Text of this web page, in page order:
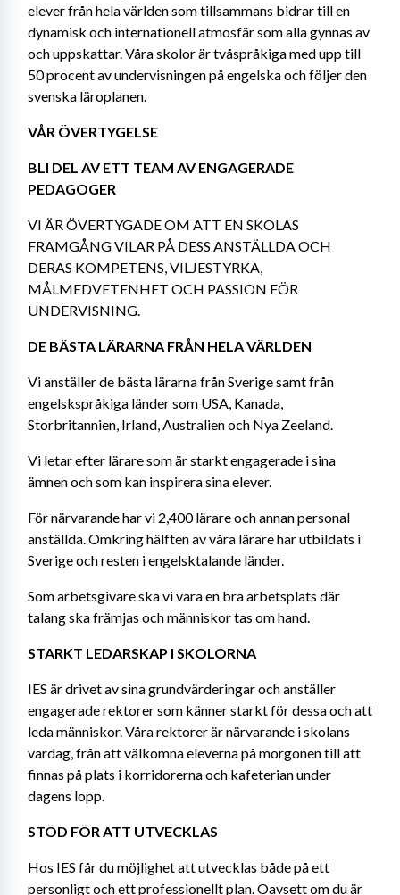
elever från hela världen som tillsammans bidrar till en
dynamisk och internationell atmosfär som alla gynnas av
och uppskattar. Våra skolor är tvåspråkiga med upp till
50 procent av undervisningen på engelska och följer den
svenska läroplanen.
VÅR ÖVERTYGELSE
BLI DEL AV ETT TEAM AV ENGAGERADE
PEDAGOGER
VI ÄR ÖVERTYGADE OM ATT EN SKOLAS
FRAMGÅNG VILAR PÅ DESS ANSTÄLLDA OCH
DERAS KOMPETENS, VILJESTYRKA,
MÅLMEDVETENHET OCH PASSION FÖR
UNDERVISNING.
DE BÄSTA LÄRARNA FRÅN HELA VÄRLDEN
Vi anställer de bästa lärarna från Sverige samt från
engelskspråkiga länder som USA, Kanada,
Storbritannien, Irland, Australien och Nya Zeeland.
Vi letar efter lärare som är starkt engagerade i sina
ämnen och som kan inspirera sina elever.
För närvarande har vi 2,400 lärare och annan personal
anställda. Omkring hälften av våra lärare har utbildats i
Sverige och resten i engelsktalande länder.
Som arbetsgivare ska vi vara en bra arbetsplats där
talang ska främjas och människor tas om hand.
STARKT LEDARSKAP I SKOLORNA
IES är drivet av sina grundvärderingar och anställer
engagerade rektorer som känner starkt för dessa och att
leda människor. Våra rektorer är närvarande i skolans
vardag, från att välkomna eleverna på morgonen till att
finnas på plats i korridorerna och kafeterian under
dagens lopp.
STÖD FÖR ATT UTVECKLAS
Hos IES får du möjlighet att utvecklas både på ett
personligt och ett professionellt plan. Oavsett om du är